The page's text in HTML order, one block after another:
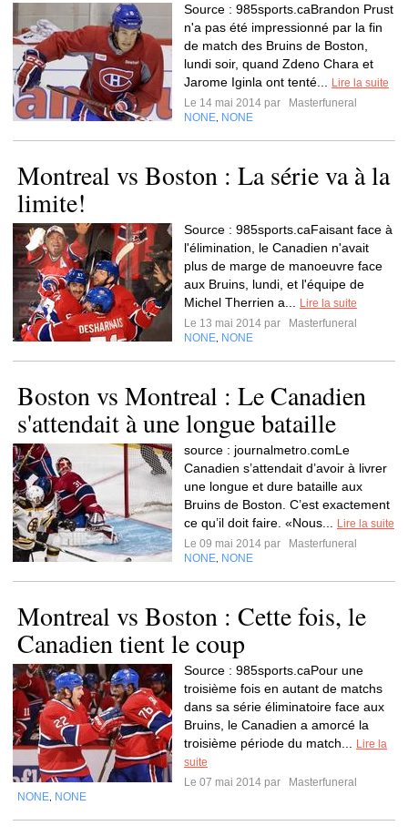
Source : 985sports.caBrandon Prust
n'a pas été impressionné par la fin
de match des Bruins de Boston,
lundi soir, quand Zdeno Chara et
Jarome Iginla ont tenté...
Lire la suite
Le 14 mai 2014 par
Masterfuneral
NONE NONE
Montreal vs Boston : La série va à la
limite!
Source : 985sports.caFaisant face à
l'élimination, le Canadien n'avait
plus de marge de manoeuvre face
aux Bruins, lundi, et l'équipe de
Michel Therrien a...
Lire la suite
Le 13 mai 2014 par
Masterfuneral
NONE NONE
Boston vs Montreal : Le Canadien
s'attendait à une longue bataille
source : journalmetro.comLe
Canadien s’attendait d’avoir à livrer
une longue et dure bataille aux
Bruins de Boston. C’est exactement
ce qu’il doit faire. «Nous...
Lire la suite
Le 09 mai 2014 par
Masterfuneral
NONE NONE
Montreal vs Boston : Cette fois, le
Canadien tient le coup
Source : 985sports.caPour une
troisième fois en autant de matchs
dans sa série éliminatoire face aux
Bruins, le Canadien a amorcé la
troisième période du match...
Lire la
suite
Le 07 mai 2014 par
Masterfuneral
NONE NONE